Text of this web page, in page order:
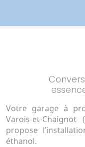
Votre garage à
Varois-et-Chaignot
propose
éthanol.